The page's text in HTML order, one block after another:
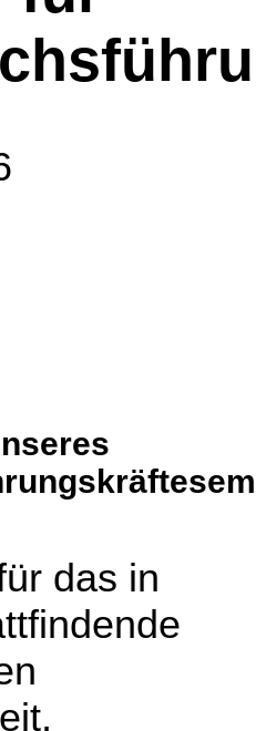
das in